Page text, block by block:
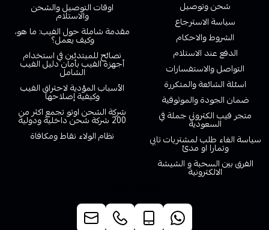
شحن وتوصيل
سياسة الاسترجاع
الشروط والاحكام
الدفع عند الاستلام
التواصل والاستفسارات
اسئلة الشائعة والمتكررة
ضمان الجودة والموثوقية
متجر فيب الكتروني جملة في
السعودية
سياسة الغاء طلب لمشتريات تابي
وتمارا او مدئ
الفرق بين السحبة و الشيشة
الالكترونية
اوقات التوصيل والشحن
والاستلام
مقدمة شاملة حول الفيب: ما هو،
وكيف يعمل؟
نصائح للمبتدئين في استخدام
أجهزة الفيب بأمان دليل الفيب
الشامل
الأسباب المؤدية لاحتراق الفيب
وكيفية إصلاحها
شركة الشحن اوتو تجمع اكثر من
200 شركة شحن داخلية ودولية
نظام الولاء نقاط ومكافاة